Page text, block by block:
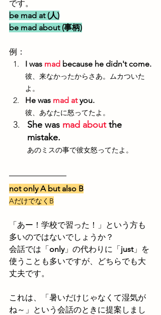
です。
be mad at (人)
be mad about (事柄)
例：
I was mad because he didn't come.
彼、来なかったからさあ。ムカついた
よ。
He was mad at you.
彼、あなたに怒ってたよ。
She was mad about the
mistake.
あのミスの事で彼女怒ってたよ。
not only A but also B
AだけでなくB
「あー！学校で習った！」という方も
多いのではないでしょうか？
会話では「only」の代わりに「just」を
使うことも多いですが、どちらでも大
丈夫です。
これは、「暑いだけじゃなくて湿気が
ね～」という会話のときに提案しまし